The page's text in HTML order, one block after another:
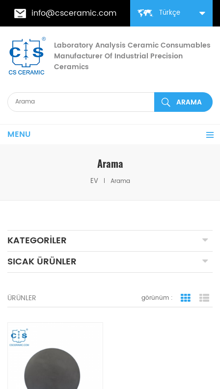
Türkçe
info@csceramic.com
Laboratory Analysis Ceramic Consumables
Manufacturer Of Industrial Precision
Ceramics
MENU
Arama
EV Arama
KATEGORILER
SICAK ÜRÜNLER
ÜRÜNLER görünüm : ızgara